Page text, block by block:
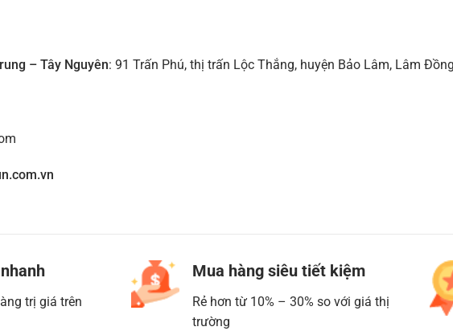
– Tây Nguyên: 91 Trấn Phú, thị trấn Lộc Thắng, huyện Bảo Lâm, Lâm
trị giá trên
Mua hàng siêu tiết kiệm
Rẻ hơn từ 10% – 30% so với giá thị
trường